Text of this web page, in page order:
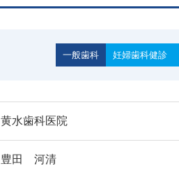
一般歯科 妊婦歯科健診
黄水歯科医院
豊田 河清